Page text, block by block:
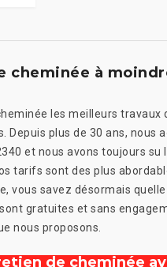
cheminée à
les meilleurs travaux
plus de 30 ans, nous
et nous avons toujours su
tarifs sont des plus
vous savez désormais
gratuites et sans
nous proposons.
de cheminée